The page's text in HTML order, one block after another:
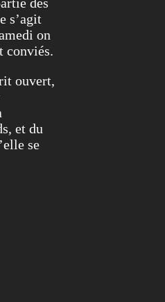
s’agit
on
conviés.
ouvert,
et du
se